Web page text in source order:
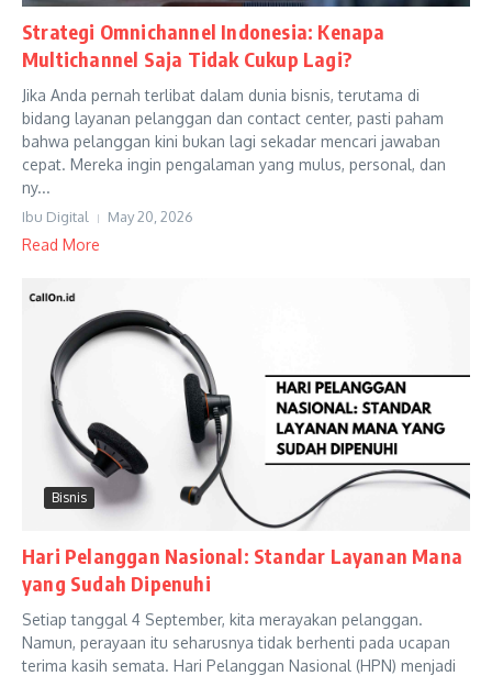
Strategi Omnichannel Indonesia: Kenapa
Multichannel Saja Tidak Cukup Lagi?
Jika Anda pernah terlibat dalam dunia bisnis, terutama di
bidang layanan pelanggan dan contact center, pasti paham
bahwa pelanggan kini bukan lagi sekadar mencari jawaban
cepat. Mereka ingin pengalaman yang mulus, personal, dan
ny...
Ibu Digital May 20, 2026
Read More
Bisnis
Hari Pelanggan Nasional: Standar Layanan Mana
yang Sudah Dipenuhi
Setiap tanggal 4 September, kita merayakan pelanggan.
Namun, perayaan itu seharusnya tidak berhenti pada ucapan
terima kasih semata. Hari Pelanggan Nasional (HPN) menjadi